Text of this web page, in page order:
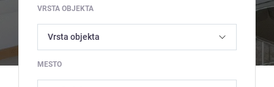
VRSTA OBJEKTA
MESTO